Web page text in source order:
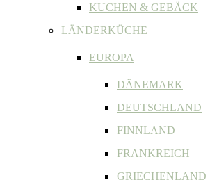
KUCHEN & GEBÄCK
LÄNDERKÜCHE
EUROPA
DÄNEMARK
DEUTSCHLAND
FINNLAND
FRANKREICH
GRIECHENLAND